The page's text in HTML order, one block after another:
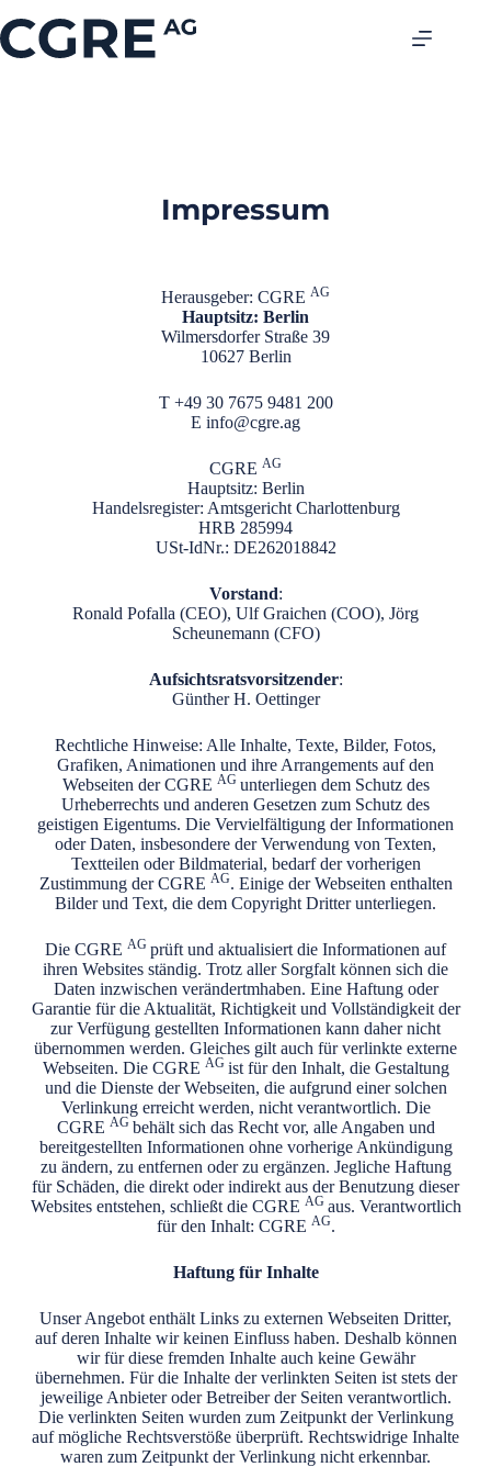
Impressum
Herausgeber: CGRE AG
Hauptsitz: Berlin
Wilmersdorfer Straße 39
10627 Berlin
T +49 30 7675 9481 200
E info@cgre.ag
CGRE AG
Hauptsitz: Berlin
Handelsregister: Amtsgericht Charlottenburg
HRB 285994
USt-IdNr.: DE262018842
Vorstand:
Ronald Pofalla (CEO), Ulf Graichen (COO), Jörg
Scheunemann (CFO)
Aufsichtsratsvorsitzender:
Günther H. Oettinger
Rechtliche Hinweise: Alle Inhalte, Texte, Bilder, Fotos,
Grafiken, Animationen und ihre Arrangements auf den
Webseiten der CGRE AG unterliegen dem Schutz des
Urheberrechts und anderen Gesetzen zum Schutz des
geistigen Eigentums. Die Vervielfältigung der Informationen
oder Daten, insbesondere der Verwendung von Texten,
Textteilen oder Bildmaterial, bedarf der vorherigen
Zustimmung der CGRE AG. Einige der Webseiten enthalten
Bilder und Text, die dem Copyright Dritter unterliegen.
Die CGRE AG prüft und aktualisiert die Informationen auf
ihren Websites ständig. Trotz aller Sorgfalt können sich die
Daten inzwischen verändertmhaben. Eine Haftung oder
Garantie für die Aktualität, Richtigkeit und Vollständigkeit der
zur Verfügung gestellten Informationen kann daher nicht
übernommen werden. Gleiches gilt auch für verlinkte externe
Webseiten. Die CGRE AG ist für den Inhalt, die Gestaltung
und die Dienste der Webseiten, die aufgrund einer solchen
Verlinkung erreicht werden, nicht verantwortlich. Die
CGRE AG behält sich das Recht vor, alle Angaben und
bereitgestellten Informationen ohne vorherige Ankündigung
zu ändern, zu entfernen oder zu ergänzen. Jegliche Haftung
für Schäden, die direkt oder indirekt aus der Benutzung dieser
Websites entstehen, schließt die CGRE AG aus. Verantwortlich
für den Inhalt: CGRE AG.
Haftung für Inhalte
Unser Angebot enthält Links zu externen Webseiten Dritter,
auf deren Inhalte wir keinen Einfluss haben. Deshalb können
wir für diese fremden Inhalte auch keine Gewähr
übernehmen. Für die Inhalte der verlinkten Seiten ist stets der
jeweilige Anbieter oder Betreiber der Seiten verantwortlich.
Die verlinkten Seiten wurden zum Zeitpunkt der Verlinkung
auf mögliche Rechtsverstöße überprüft. Rechtswidrige Inhalte
waren zum Zeitpunkt der Verlinkung nicht erkennbar.